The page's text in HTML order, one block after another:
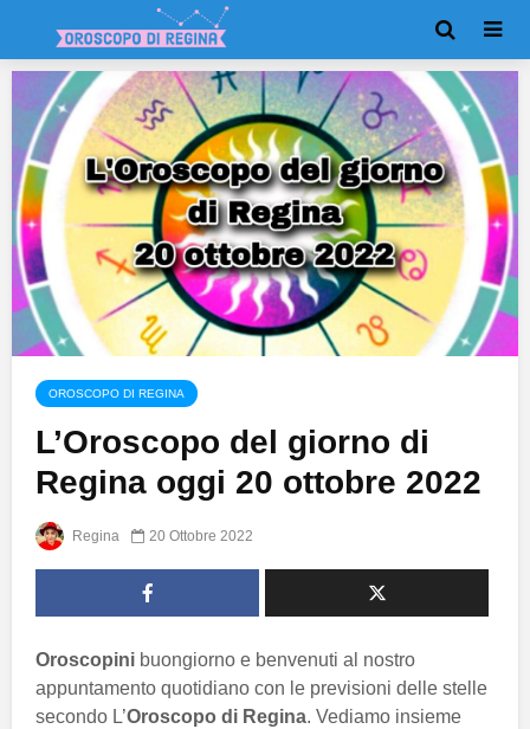
OROSCOPO DI REGINA
L’Oroscopo del giorno di
Regina oggi 20 ottobre 2022
Regina 20 Ottobre 2022
Oroscopini buongiorno e benvenuti al nostro
appuntamento quotidiano con le previsioni delle stelle
secondo L’Oroscopo di Regina. Vediamo insieme